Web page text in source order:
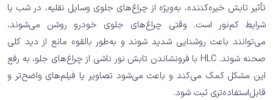
تأثیر تابش خیره‌کننده، به‌ویژه از چراغ‌های جلوی وسایل نقلیه، در شب یا
شرایط کم‌نور است. وقتی چراغ‌های جلوی خودرو روشن می‌شوند،
می‌توانند باعث روشنایی شدید شوند و به‌طور بالقوه مانع از دید کلی
صحنه شوند. HLC با فرونشاندن تابش نور ناشی از چراغ‌های جلو، به رفع
این مشکل کمک می‌کند و باعث می‌شود تصاویر یا فیلم‌های واضح‌تر و
قابل‌استفاده‌تری ثبت شود.